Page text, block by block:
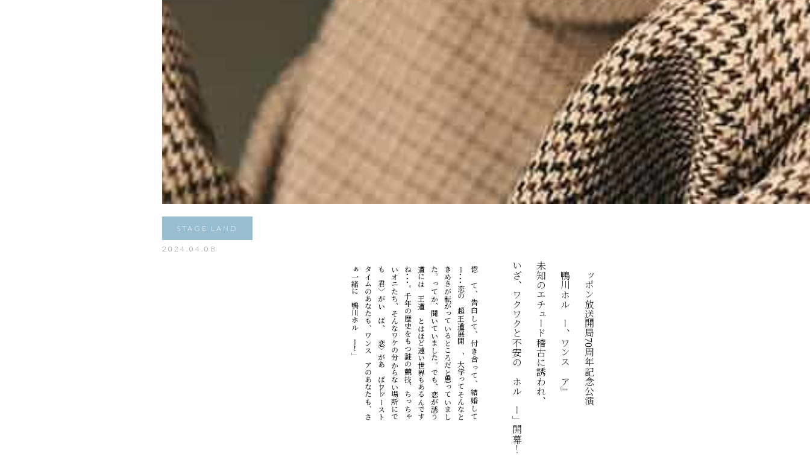
STAGE LAND
2024.04.08
ニッポン放送開局70周年記念公演
『鴨川ホルモー、ワンスモア』
未知のエチュード稽古に誘われ、
いざ、ワクワクと不安の「ホルモー」開幕！
惚
れ
て
、
告
白
し
て
、
付
き
合
っ
て
、
結
婚
し
て
ー
･
･
･
恋
の
〝
超
王
道
展
開
〟
、
大
学
っ
て
そ
ん
な
と
き
め
き
が
転
が
っ
て
い
る
と
こ
ろ
だ
と
思
っ
て
い
ま
し
た
。
っ
て
か
、
聞
い
て
い
ま
し
た
。
で
も
、
恋
が
誘
う
道
に
は
〝
王
道
〟
と
は
ほ
ど
遠
い
世
界
も
あ
る
ん
で
す
ね
･
･
･
。
千
年
の
歴
史
を
も
つ
謎
の
競
技
、
ち
っ
ち
ゃ
い
オ
ニ
た
ち
、
そ
ん
な
ワ
ケ
の
分
か
ら
な
い
場
所
に
で
も
〈
君
〉
が
い
れ
ば
、
〈
恋
〉
が
あ
れ
ば
――フ
ァ
ー
ス
ト
タ
イ
ム
の
あ
な
た
も
、
ワ
ン
ス
モ
ア
の
あ
な
た
も
、
さ
ぁ
一
緒
に
「
鴨
川
ホ
ル
モ
ー
！
」